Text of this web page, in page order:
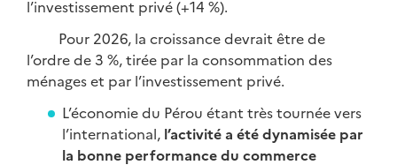
l’investissement privé (+14 %).
Pour 2026, la croissance devrait être de
l’ordre de 3 %, tirée par la consommation des
ménages et par l’investissement privé.
L’économie du Pérou étant très tournée vers
l’international, l’activité a été dynamisée par
la bonne performance du commerce